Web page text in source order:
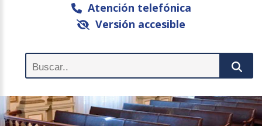
Atención telefónica
Versión accesible